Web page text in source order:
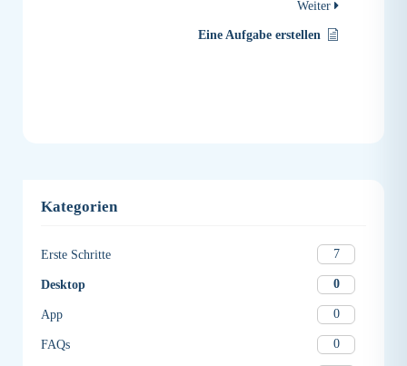
Kategorien
Erste Schritte 7
Desktop 0
App 0
FAQs 0
Weiter
Eine Aufgabe erstellen